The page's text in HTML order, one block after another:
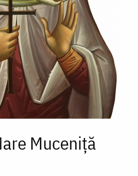
Muceniță